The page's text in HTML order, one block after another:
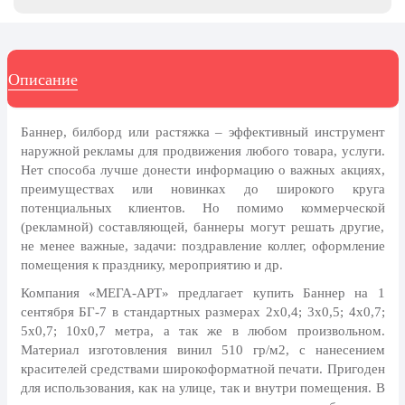
27 марта, День театра
1 апреля, День смеха
благоустройству
День геолога (первое воскресенье
апреля)
Светлая Пасха
12 апреля, День космонавтики
18 апреля, Дни исторического и
1 мая, праздник Весны и Труда
6 мая, День герба и флага города
Москвы
9 мая, День Победы
Описание
Баннер, билборд или растяжка – эффективный инструмент
наружной рекламы для продвижения любого товара, услуги.
Нет способа лучше донести информацию о важных акциях,
преимуществах или новинках до широкого круга
потенциальных клиентов. Но помимо коммерческой
(рекламной) составляющей, баннеры могут решать другие,
не менее важные, задачи: поздравление коллег, оформление
помещения к празднику, мероприятию и др.
Компания «МЕГА-АРТ» предлагает купить Баннер на 1
сентября БГ-7 в стандартных размерах 2х0,4; 3х0,5; 4х0,7;
5х0,7; 10х0,7 метра, а так же в любом произвольном.
Материал изготовления винил 510 гр/м2, с нанесением
красителей средствами широкоформатной печати. Пригоден
для использования, как на улице, так и внутри помещения. В